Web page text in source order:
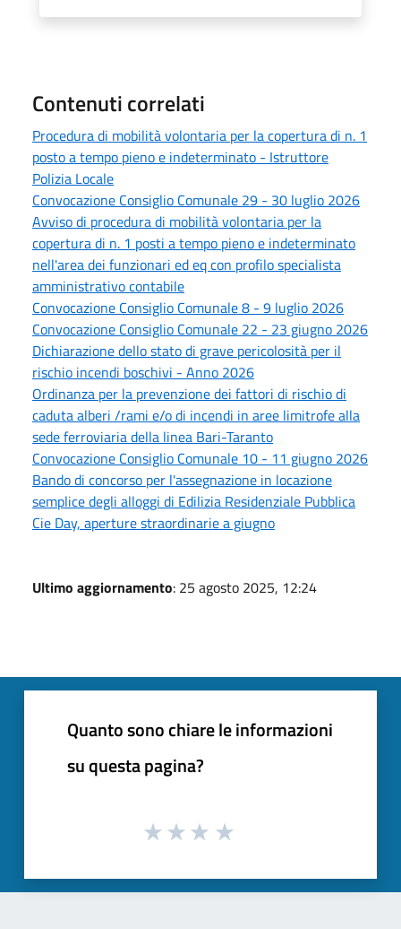
Contenuti correlati
Procedura di mobilità volontaria per la copertura di n. 1
posto a tempo pieno e indeterminato - Istruttore
Polizia Locale
Convocazione Consiglio Comunale 29 - 30 luglio 2026
Avviso di procedura di mobilità volontaria per la
copertura di n. 1 posti a tempo pieno e indeterminato
nell'area dei funzionari ed eq con profilo specialista
amministrativo contabile
Convocazione Consiglio Comunale 8 - 9 luglio 2026
Convocazione Consiglio Comunale 22 - 23 giugno 2026
Dichiarazione dello stato di grave pericolosità per il
rischio incendi boschivi - Anno 2026
Ordinanza per la prevenzione dei fattori di rischio di
caduta alberi /rami e/o di incendi in aree limitrofe alla
sede ferroviaria della linea Bari-Taranto
Convocazione Consiglio Comunale 10 - 11 giugno 2026
Bando di concorso per l'assegnazione in locazione
semplice degli alloggi di Edilizia Residenziale Pubblica
Cie Day, aperture straordinarie a giugno
Ultimo aggiornamento: 25 agosto 2025, 12:24
Quanto sono chiare le informazioni
su questa pagina?